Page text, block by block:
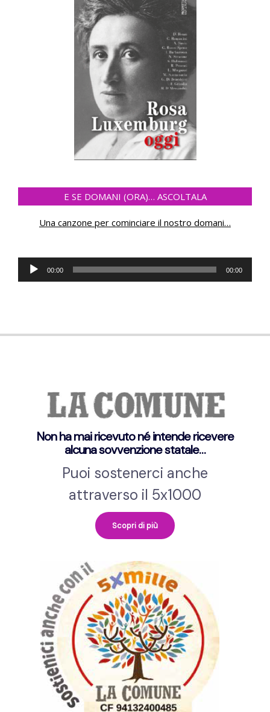
E SE DOMANI (ORA)… ASCOLTALA
Una canzone per cominciare il nostro domani…
Reprodutor
de
00:00 00:00
Non ha mai ricevuto né intende ricevere
alcuna sovvenzione statale…
Puoi sostenerci anche
attraverso il 5x1000
Scopri di più